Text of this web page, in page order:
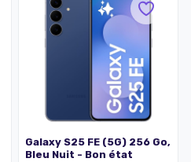
Galaxy S25 FE (5G) 256 Go,
Bleu Nuit - Bon état